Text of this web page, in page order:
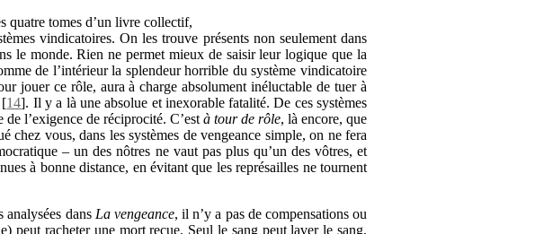
quatre tomes d’un livre collectif,
vindicatoires. On les trouve présents non seulement dans
le monde. Rien ne permet mieux de saisir leur logique que la
de l’intérieur la splendeur horrible du système vindicatoire
jouer ce rôle, aura à charge absolument inéluctable de tuer à
14]. Il y a là une absolue et inexorable fatalité. De ces systèmes
l’exigence de réciprocité. C’est à tour de rôle, là encore, que
vous, dans les systèmes de vengeance simple, on ne fera
– un des nôtres ne vaut pas plus qu’un des vôtres, et
à bonne distance, en évitant que les représailles ne tournent
analysées dans La vengeance, il n’y a pas de compensations ou
peut racheter une mort reçue. Seul le sang peut laver le sang.